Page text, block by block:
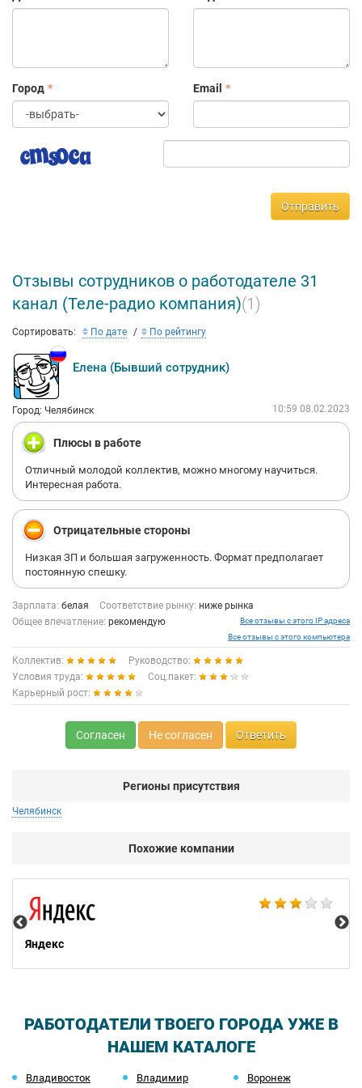
Город Email
Отправить
Отзывы сотрудников о работодателе 31
канал (Теле-радио компания)(1)
Сортировать: По дате По рейтингу
Елена (Бывший сотрудник)
Город: Челябинск 10:59 08.02.2023
Плюсы в работе
Отличный молодой коллектив, можно многому научиться.
Интересная работа.
Отрицательные стороны
Низкая ЗП и большая загруженность. Формат предполагает
постоянную спешку.
Зарплата: белая Соответствие рынку: ниже рынка
Общее впечатление: рекомендую
Все отзывы с этого IP адреса
Все отзывы с этого компьютера
Коллектив:
Руководство:
Условия труда:
Соц.пакет:
Карьерный рост:
Согласен Не согласен Ответить
Регионы присутствия
Челябинск
Похожие компании
Яндекс
РАБОТОДАТЕЛИ ТВОЕГО ГОРОДА УЖЕ В
НАШЕМ КАТАЛОГЕ
Владивосток Владимир Воронеж